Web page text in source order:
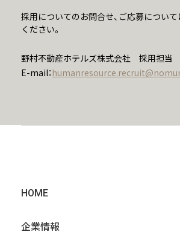
採用についてのお問合せ、ご応募につい
ください。
野村不動産ホテルズ株式会社 採用担当
E-mail：
HOME
企業情報